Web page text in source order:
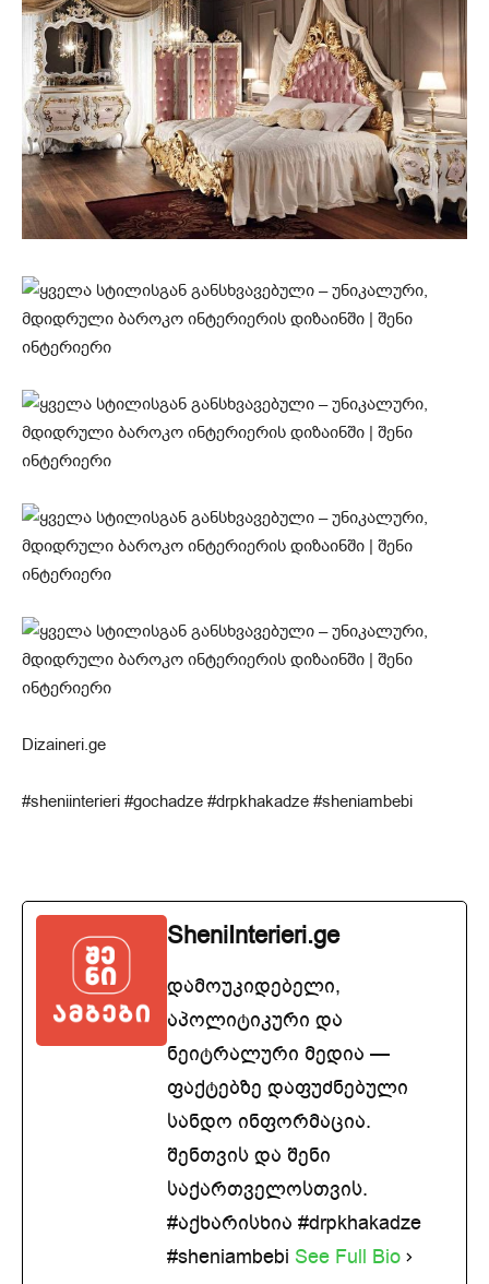
Dizaineri.ge
#sheniinterieri #gochadze #drpkhakadze #sheniambebi
SheniInterieri.ge
დამოუკიდებელი,
აპოლიტიკური და
ნეიტრალური მედია —
ფაქტებზე დაფუძნებული
სანდო ინფორმაცია.
შენთვის და შენი
საქართველოსთვის.
#აქხარისხია #drpkhakadze
#sheniambebi See Full Bio